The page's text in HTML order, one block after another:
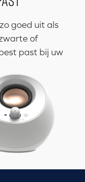
goed uit als
of
past bij uw